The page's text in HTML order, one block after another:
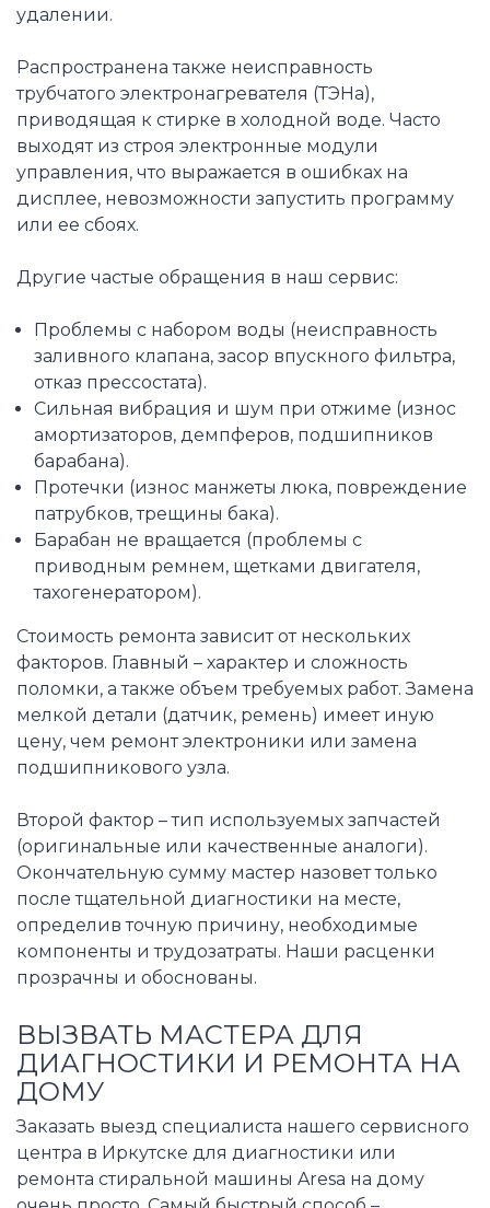
удалении.
Распространена также неисправность
трубчатого электронагревателя (ТЭНа),
приводящая к стирке в холодной воде. Часто
выходят из строя электронные модули
управления, что выражается в ошибках на
дисплее, невозможности запустить программу
или ее сбоях.
Другие частые обращения в наш сервис:
Проблемы с набором воды (неисправность
заливного клапана, засор впускного фильтра,
отказ прессостата).
Сильная вибрация и шум при отжиме (износ
амортизаторов, демпферов, подшипников
барабана).
Протечки (износ манжеты люка, повреждение
патрубков, трещины бака).
Барабан не вращается (проблемы с
приводным ремнем, щетками двигателя,
тахогенератором).
Стоимость ремонта зависит от нескольких
факторов. Главный – характер и сложность
поломки, а также объем требуемых работ. Замена
мелкой детали (датчик, ремень) имеет иную
цену, чем ремонт электроники или замена
подшипникового узла.
Второй фактор – тип используемых запчастей
(оригинальные или качественные аналоги).
Окончательную сумму мастер назовет только
после тщательной диагностики на месте,
определив точную причину, необходимые
компоненты и трудозатраты. Наши расценки
прозрачны и обоснованы.
ВЫЗВАТЬ МАСТЕРА ДЛЯ
ДИАГНОСТИКИ И РЕМОНТА НА
ДОМУ
Заказать выезд специалиста нашего сервисного
центра в Иркутске для диагностики или
ремонта стиральной машины Aresa на дому